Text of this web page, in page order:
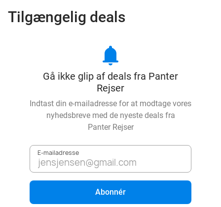
Tilgængelig deals
notifications
Gå ikke glip af deals fra Panter
Rejser
Indtast din e-mailadresse for at modtage vores
nyhedsbreve med de nyeste deals fra
Panter Rejser
E-mailadresse
Abonnér